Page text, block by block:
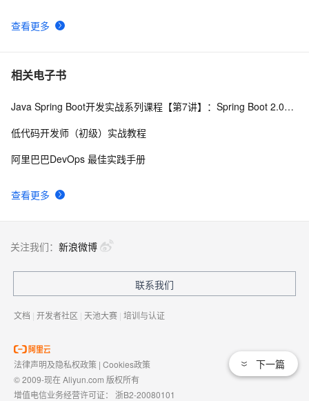
何优雅处理全局异常？【享学Spring MVC】（下）
查看更多
相关电子书
查看更多
Java Spring Boot开发实战系列课程【第7讲】：Spring Boot 2.0安全机制与MVC身份验证实战(Java面试题)
低代码开发师（初级）实战教程
阿里巴巴DevOps 最佳实践手册
下一篇
关注我们： 新浪微博
联系我们
文档 | 开发者社区 | 天池大赛 | 培训与认证
法律声明及隐私权政策 | Cookies政策
© 2009-现在 Aliyun.com 版权所有
增值电信业务经营许可证： 浙B2-20080101